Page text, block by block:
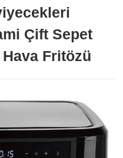
Çift Sepet
Fritözü